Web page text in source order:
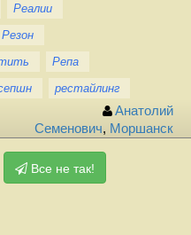
Реалии
Резон
Репа
рестайлинг
Анатолий
Семенович, Моршанск
Все не так!